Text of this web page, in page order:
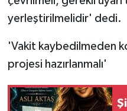
yerleştirilmelidir' dedi.
'Vakit kaybedilmeden
projesi hazırlanmalı'